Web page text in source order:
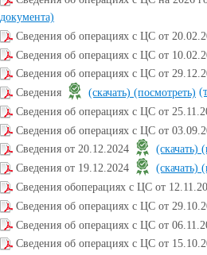
документа)
Сведения об операциях с ЦС от
Сведения об операциях с ЦС от
Сведения об операциях с ЦС от
Сведения
(скачать) (посмотреть)
Сведения об операциях с ЦС от
Сведения об операциях с ЦС от
Сведения от 20.12.2024
(скачать)
Сведения от 19.12.2024
(скачать)
Сведения обоперациях с ЦС от
Сведения об операциях с ЦС от
Сведения об операциях с ЦС от
Сведения об операциях с ЦС от